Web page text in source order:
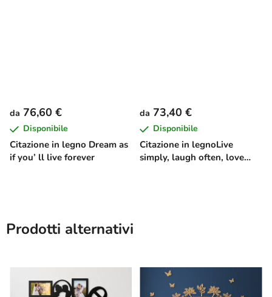
Citazione in legno Dream as
if you’ ll live forever
da 76,60 €
Disponibile
Citazione in legnoLive
simply, laugh often, love
da 73,40 €
Disponibile
Prodotti alternativi